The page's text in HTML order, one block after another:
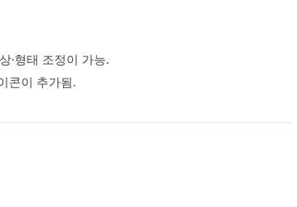
·형태 조정이 가능.
콘이 추가됨.